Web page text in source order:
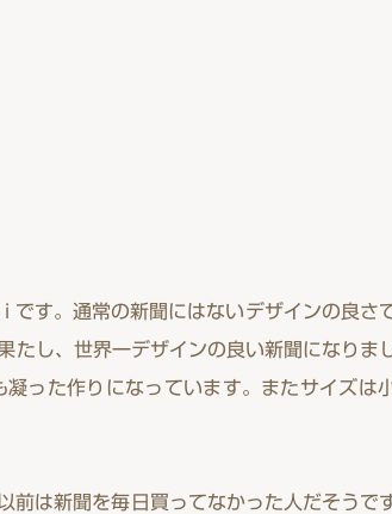
す。通常の新聞にはないデザインの良さ
、世界一デザインの良い新聞になりま
った作りになっています。またサイズは
は新聞を毎日買ってなかった人だそうで